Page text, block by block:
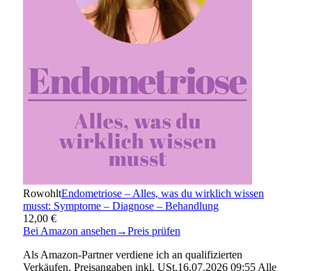
RowohltEndometriose – Alles, was du wirklich wissen
musst: Symptome – Diagnose – Behandlung
12,00 €
Bei Amazon ansehen →Preis prüfen
Als Amazon-Partner verdiene ich an qualifizierten
Verkäufen. Preisangaben inkl. USt.16.07.2026 09:55 Alle